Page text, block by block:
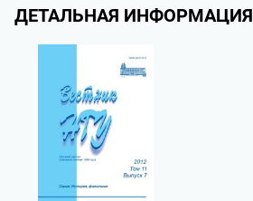
ДЕТАЛЬНАЯ ИНФОРМАЦИЯ